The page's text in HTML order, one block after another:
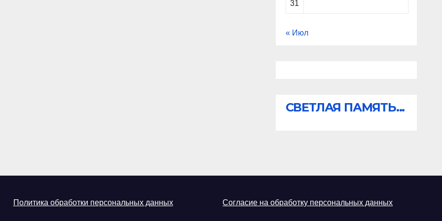
31
« Июл
СВЕТЛАЯ ПАМЯТЬ...
Политика обработки персональных данных Согласие на обработку персональных данных